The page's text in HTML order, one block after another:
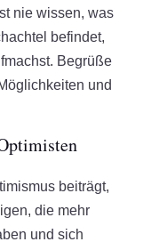
nie wissen, was
befindet,
Begrüße
und
beiträgt,
die mehr
und sich